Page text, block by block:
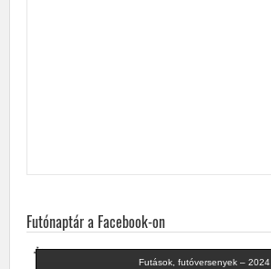
Futónaptár a Facebook-on
Futások, futóversenyek – 2024